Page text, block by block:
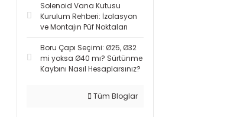
Solenoid Vana Kutusu
Kurulum Rehberi: İzolasyon
ve Montajın Püf Noktaları
Boru Çapı Seçimi: Ø25, Ø32
mi yoksa Ø40 mı? Sürtünme
Kaybını Nasıl Hesaplarsınız?
Tüm Bloglar